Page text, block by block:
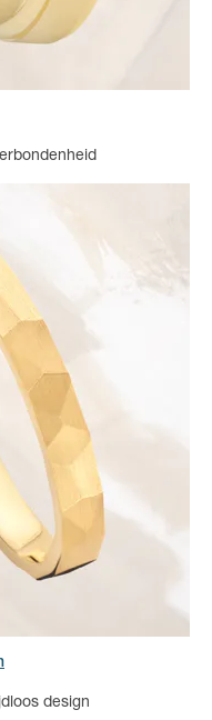
design